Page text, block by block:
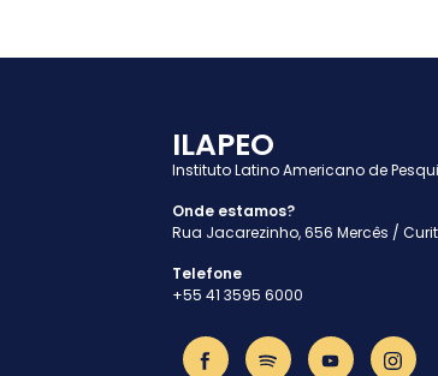
ILAPEO
Instituto Latino Americano de
Onde estamos?
Rua Jacarezinho, 656 Mercês /
Telefone
+55 41 3595 6000